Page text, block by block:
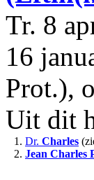
Tr. 8
16
Prot.),
Uit dit
1. Dr. Charles
2. Jean Charles